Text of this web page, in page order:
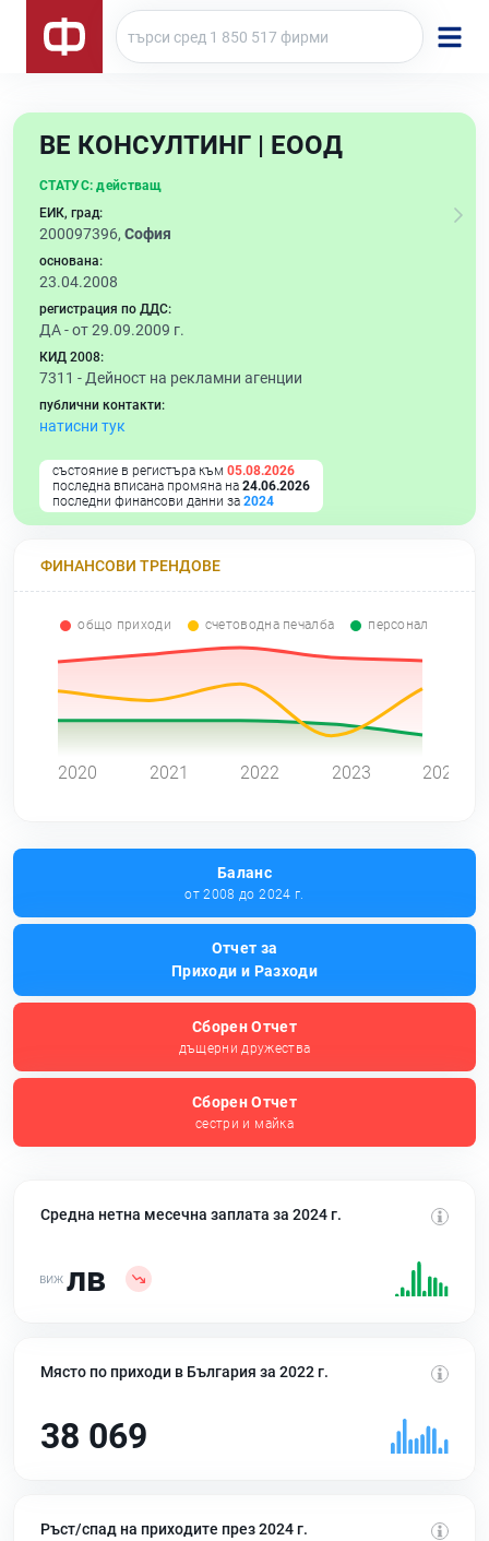
ВЕ КОНСУЛТИНГ | ЕООД
СТАТУС: действащ
ЕИК, град:
200097396, София
основана:
23.04.2008
регистрация по ДДС:
ДА - от 29.09.2009 г.
КИД 2008:
7311 - Дейност на рекламни агенции
публични контакти:
натисни тук
състояние в регистъра към 05.08.2026
последна вписана промяна на 24.06.2026
последни финансови данни за 2024
ФИНАНСОВИ ТРЕНДОВЕ
общо приходи счетоводна печалба персонал
2020 2021 2022 2023 2024
Баланс
от 2008 до 2024 г.
Отчет за
Приходи и Разходи
Сборен Отчет
дъщерни дружества
Сборен Отчет
сестри и майка
Средна нетна месечна заплата за 2024 г.
лв
Място по приходи в България за 2022 г.
38 069
Ръст/спад на приходите през 2024 г.